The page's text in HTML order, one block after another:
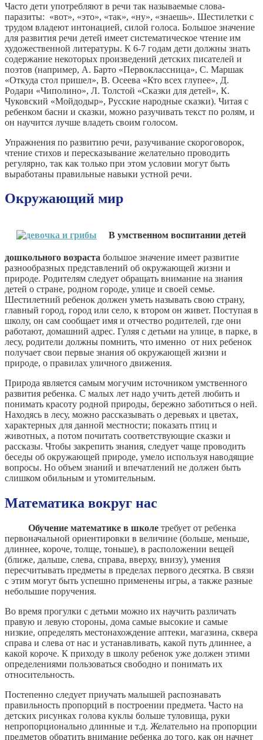
Часто дети употребляют в речи так называемые слова-
паразиты: «вот», «это», «так», «ну», «знаешь». Шестилетки с
трудом владеют интонацией, силой голоса. Большое значение
для развития речи детей имеет систематическое чтение им
художественной литературы. К 6-7 годам дети должны знать
содержание некоторых произведений детских писателей и
поэтов (например, А. Барто «Первоклассница», С. Маршак
«Откуда стол пришел», В. Осеева «Кто всех глупее», Д.
Родари «Чиполино», Л. Толстой «Сказки для детей», К.
Чуковский «Мойдодыр», Русские народные сказки). Читая с
ребенком басни и сказки, можно разучивать текст по ролям, и
он научится лучше владеть своим голосом.
Упражнения по развитию речи, разучивание скороговорок,
чтение стихов и пересказывание желательно проводить
регулярно, так как только при этом условии могут быть
выработаны правильные навыки устной речи.
Окружающий мир
В умственном воспитании детей
дошкольного возраста большое значение имеет развитие
разнообразных представлений об окружающей жизни и
природе. Родителям следует обращать внимание на знания
детей о стране, родном городе, улице и своей семье.
Шестилетний ребенок должен уметь называть свою страну,
главный город, город или село, к втором он живет. Поступая в
школу, он сам сообщает имя и отчество родителей, где они
работают, домашний адрес. Гуляя с детьми на улице, в парке, в
лесу, родители должны помнить, что именно от них ребенок
получает свои первые знания об окружающей жизни и
природе, о правилах уличного движения.
Природа является самым могучим источником умственного
развития ребенка. С малых лет надо учить детей любить и
понимать красоту родной природы, бережно заботиться о ней.
Находясь в лесу, можно рассказывать о деревьях и цветах,
характерных для данной местности; показать птиц и
животных, а потом почитать соответствующие сказки и
рассказы. Чтобы закрепить знания, следует чаще проводить
беседы об окружающей природе, умело используя наводящие
вопросы. Но объем знаний и впечатлений не должен быть
слишком обильным и утомительным.
Математика вокруг нас
Обучение математике в школе требует от ребенка
первоначальной ориентировки в величине (больше, меньше,
длиннее, короче, толще, тоньше), в расположении вещей
(ближе, дальше, слева, справа, вверху, внизу), умения
пересчитывать предметы в пределах первого десятка. В связи
с этим могут быть успешно применены игры, а также разные
небольшие поручения.
Во время прогулки с детьми можно их научить различать
правую и левую стороны, дома самые высокие и самые
низкие, определять местонахождение аптеки, магазина, сквера
справа и слева от нас и устанавливать, какой путь длиннее, а
какой короче. К приходу в школу ребенок уже должен этими
определениями пользоваться свободно и понимать их
относительность.
Постепенно следует приучать малышей распознавать
правильность пропорций в построении предмета. Часто на
детских рисунках голова куклы больше туловища, руки
непропорционально длинные и т.д. Желательно на пропорции
предметов обратить внимание ребенка до того, как он начнет